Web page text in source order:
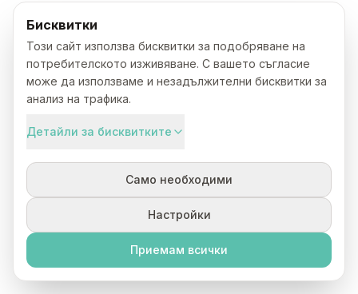
Бисквитки
Този сайт използва бисквитки за подобряване на
потребителското изживяване. С вашето съгласие
може да използваме и незадължителни бисквитки за
анализ на трафика.
Детайли за бисквитките
Само необходими
Настройки
Приемам всички